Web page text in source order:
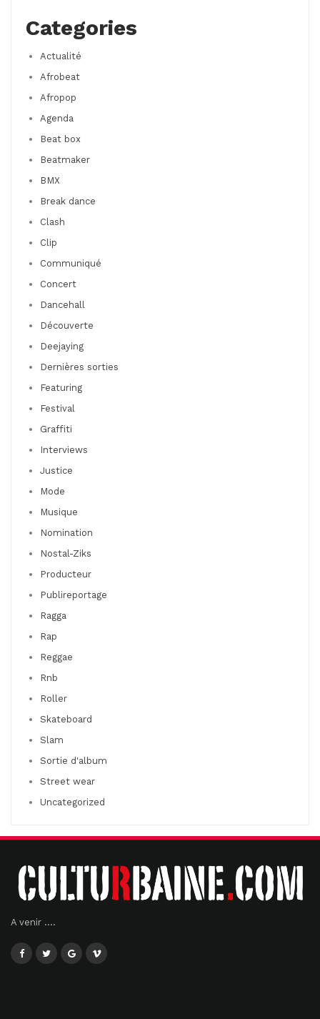
Categories
Actualité
Afrobeat
Afropop
Agenda
Beat box
Beatmaker
BMX
Break dance
Clash
Clip
Communiqué
Concert
Dancehall
Découverte
Deejaying
Dernières sorties
Featuring
Festival
Graffiti
Interviews
Justice
Mode
Musique
Nomination
Nostal-Ziks
Producteur
Publireportage
Ragga
Rap
Reggae
Rnb
Roller
Skateboard
Slam
Sortie d'album
Street wear
Uncategorized
A venir ....